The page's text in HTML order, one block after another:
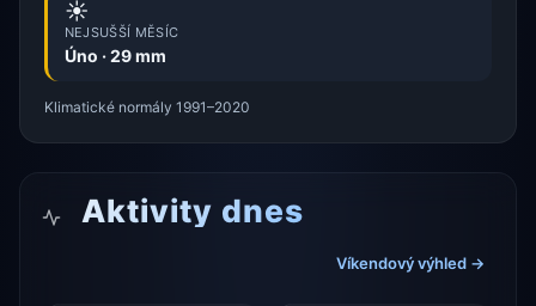
☀️
NEJSUŠŠÍ MĚSÍC
Úno · 29 mm
Klimatické normály 1991–2020
Aktivity dnes
Víkendový výhled →